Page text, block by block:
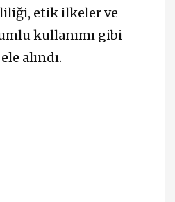
etik ilkeler ve
kullanımı gibi
alındı.